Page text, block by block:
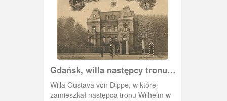
Gdańsk, willa następcy tronu
przy Hauptstrasse
Willa Gustava von Dippe, w której
zamieszkał następca tronu Wilhelm w